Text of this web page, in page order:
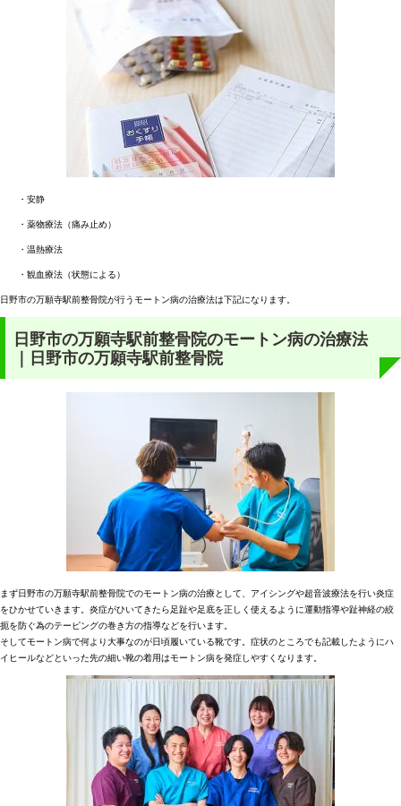
・安静
・薬物療法（痛み止め）
・温熱療法
・観血療法（状態による）
日野市の万願寺駅前整骨院が行うモートン病の治療法は下記になります。
日野市の万願寺駅前整骨院のモートン病の治療法
｜日野市の万願寺駅前整骨院
まず日野市の万願寺駅前整骨院でのモートン病の治療として、アイシングや超音波療法を行い炎症
をひかせていきます。炎症がひいてきたら足趾や足底を正しく使えるように運動指導や趾神経の絞
扼を防ぐ為のテーピングの巻き方の指導などを行います。
そしてモートン病で何より大事なのが日頃履いている靴です。症状のところでも記載したようにハ
イヒールなどといった先の細い靴の着用はモートン病を発症しやすくなります。